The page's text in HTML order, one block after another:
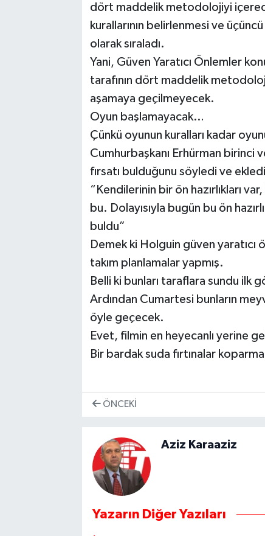
dört maddelik metodolojiyi
kurallarının belirlenmesi ve
olarak sıraladı.
Yani, Güven Yaratıcı Önlemler
tarafının dört maddelik
aşamaya geçilmeyecek.
Oyun başlamayacak…
Çünkü oyunun kuralları kadar
Cumhurbaşkanı Erhürman birinci
fırsatı bulduğunu söyledi ve
“Kendilerinin bir ön hazırlıkları
bu. Dolayısıyla bugün bu ön
buldu”
Demek ki Holguin güven
takım planlamalar yapmış.
Belli ki bunları taraflara sundu ilk
Ardından Cumartesi bunların
öyle geçecek.
Evet, filmin en heyecanlı yerine
Bir bardak suda fırtınalar
ÖNCEKI
Aziz Karaaziz
Yazarın Diğer Yazıları